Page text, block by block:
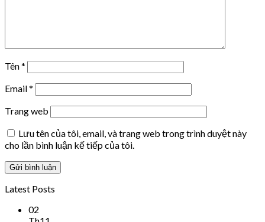
Tên*
Email*
Trang web
Lưu tên của tôi, email, và trang web trong trình duyệt này
cho lần bình luận kế tiếp của tôi.
Latest Posts
02